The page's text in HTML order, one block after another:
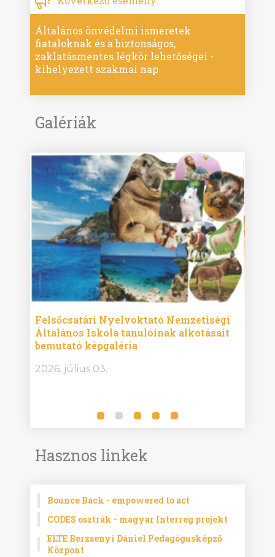
Általános önvédelmi ismeretek
fiataloknak és a biztonságos,
zaklatásmentes légkör lehetőségei -
kihelyezett szakmai nap
Galériák
Felsőcsatári Nyelvoktató Nemzetiségi
Általános Iskola tanulóinak alkotásait
bemutató képgaléria
2026. július 03.
Hasznos linkek
Bounce Back - empowered to act
CODES osztrák - magyar Interreg projekt
ELTE Berzsenyi Dániel Pedagógusképző
Központ